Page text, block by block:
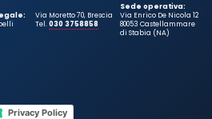
Via Moretto 70, Brescia
Tel.030 3758858
Sede operativa:
Via Enrico De Nicola 12
80053 Castellammare
di Stabia (NA)
Privacy Policy